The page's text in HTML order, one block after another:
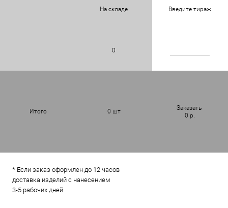
На складе Введите тираж
0
Итого 0 шт
Заказать
0 р.
* Если заказ оформлен до 12 часов
доставка изделий с нанесением
3-5 рабочих дней